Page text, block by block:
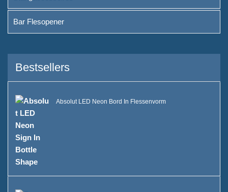
Wie we zijn
Merken die we serveerden
Duurzaamheid
Ons team
Catalogus
Zaak
Bar Flesopener
Bestsellers
Absolut LED Neon Bord In Flessenvorm